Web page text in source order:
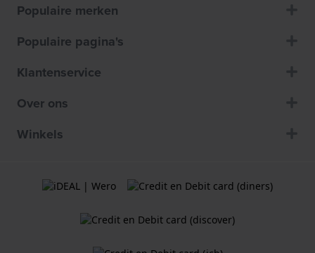
Populaire merken
Populaire pagina's
Klantenservice
Over ons
Winkels